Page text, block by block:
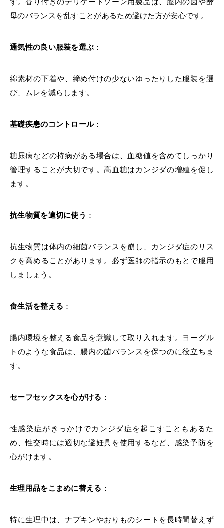
母のバランスを乱すことがあるため避けた方が安心です。
通気性の良い服装を選ぶ ：
綿素材の下着や、締め付けの少ないゆったりした服装を選
び、ムレを減らします。
基礎疾患のコントロール：
糖尿病などの持病がある場合は、血糖値を含めてしっかり
管理することが大切です。高血糖はカンジダの増殖を促し
ます。
抗生物質を適切に使う ：
抗生物質は体内の細菌バランスを崩し、カンジダ症のリス
クを高めることがあります。必ず医師の指示のもとで服用
しましょう。
食生活を整える ：
腸内環境を整える食品を意識して取り入れます。ヨーグル
トのような食品は、腸内の菌バランスを保つのに役立ちま
す。
セーフセックスを心がける ：
性感染症がきっかけでカンジダ症を起こすこともあるた
め、性交時には適切な避妊具を使用するなど、感染予防を
心がけます。
生理用品をこまめに替える ：
特に生理中は、ナプキンやおりものシートを長時間替えず